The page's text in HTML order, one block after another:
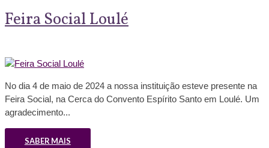
Feira Social Loulé
No dia 4 de maio de 2024 a nossa instituição esteve presente na
Feira Social, na Cerca do Convento Espírito Santo em Loulé. Um
agradecimento...
SABER MAIS